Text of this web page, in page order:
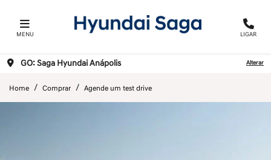
MENU LIGAR
GO: Saga Hyundai Anápolis Alterar
Home Comprar Agende um test drive